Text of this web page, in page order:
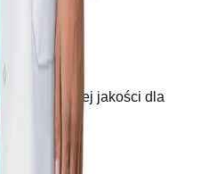
najwyższej jakości dla